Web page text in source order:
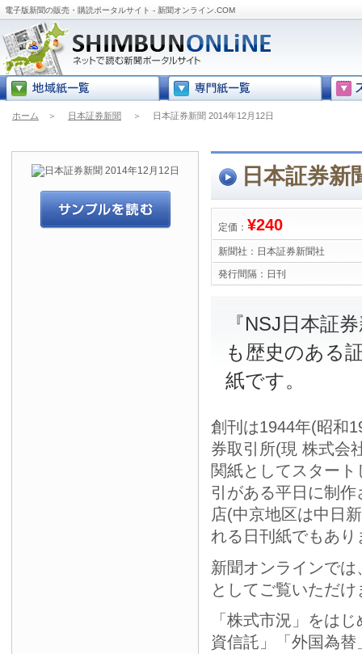
電子版新聞の販売・購読ポータルサイト - 新聞オンライン.COM
ホーム ＞ 日本証券新聞 ＞ 日本証券新聞 2014年12月12日
日本証券新
定価： ¥240
新聞社： 日本証券新聞社
発行間隔： 日刊
『NSJ日本証
も歴史のある
紙です。
創刊は1944年(昭和
券取引所(現 株式会
関紙としてスター
引がある平日に制
店(中京地区は中日
れる日刊紙でもあり
新聞オンラインで
としてご覧いただけ
「株式市況」をは
資信託」「外国為